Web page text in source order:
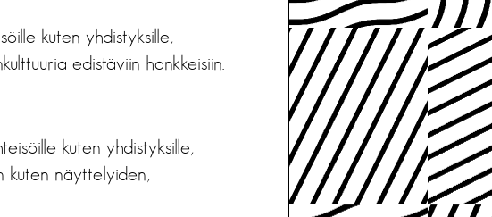
kuten yhdistyksille,
edistäviin hankkeisiin.
kuten yhdistyksille,
kuten näyttelyiden,